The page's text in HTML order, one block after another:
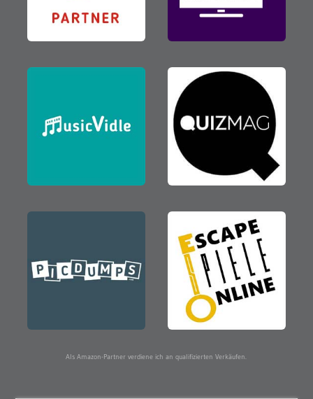
Als Amazon-Partner verdiene ich an qualifizierten Verkäufen.